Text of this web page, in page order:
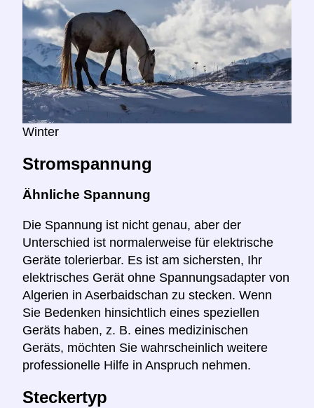
Winter
Stromspannung
Ähnliche Spannung
Die Spannung ist nicht genau, aber der
Unterschied ist normalerweise für elektrische
Geräte tolerierbar. Es ist am sichersten, Ihr
elektrisches Gerät ohne Spannungsadapter von
Algerien in Aserbaidschan zu stecken. Wenn
Sie Bedenken hinsichtlich eines speziellen
Geräts haben, z. B. eines medizinischen
Geräts, möchten Sie wahrscheinlich weitere
professionelle Hilfe in Anspruch nehmen.
Steckertyp